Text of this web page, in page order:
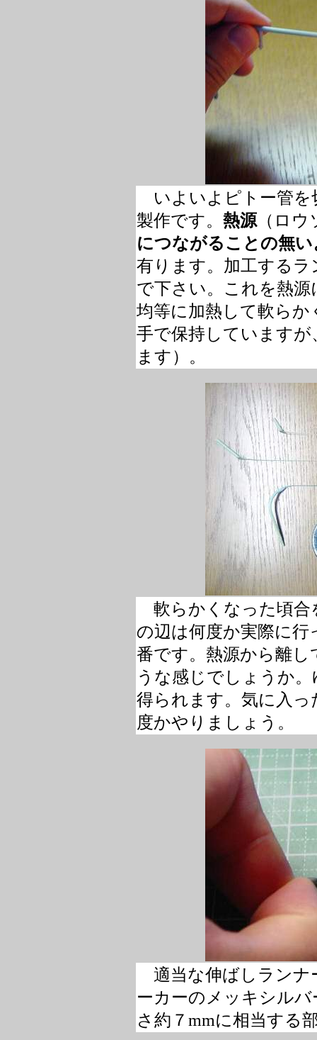
いよいよピトー管を
製作です。 熱源 （ロ
につながることの無い
有ります。加工する
で下さい。これを熱
均等に加熱して軟ら
手で保持しています
ます）。
軟らかくなった頃合
の辺は何度か実際に
番です。熱源から離
うな感じでしょうか
得られます。気に入
度かやりましょう。
適当な伸ばしランナ
ーカーのメッキシルバ
さ約７mmに相当する